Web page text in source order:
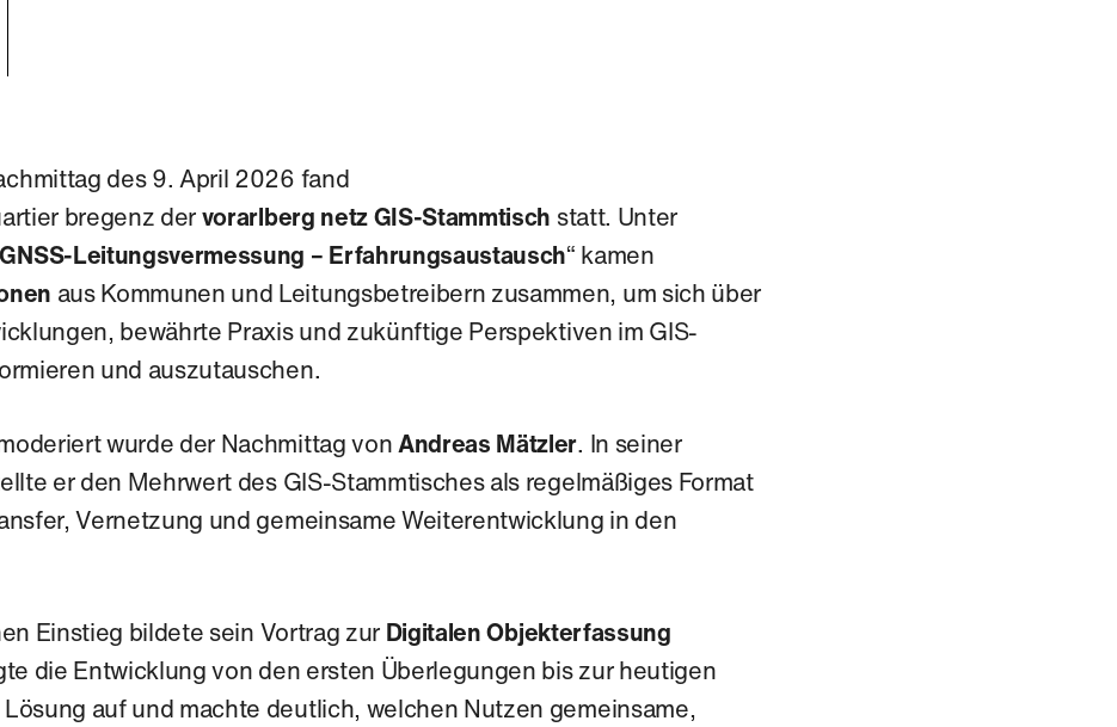
des 9. April 2026 fand
bregenz dervorarlberg netz GIS-Stammtisch statt. Unter
GNSS-Leitungsvermessung – Erfahrungsaustausch“ kamen
aus Kommunen und Leitungsbetreibern zusammen, um sich über
bewährte Praxis und zukünftige Perspektiven im GIS-
und auszutauschen.
wurde der Nachmittag vonAndreas Mätzler. In seiner
er den Mehrwert des GIS-Stammtisches als regelmäßiges Format
Vernetzung und gemeinsame Weiterentwicklung in den
Einstieg bildete sein Vortrag zur Digitalen Objekterfassung
die Entwicklung von den ersten Überlegungen bis zur heutigen
auf und machte deutlich, welchen Nutzen gemeinsame,